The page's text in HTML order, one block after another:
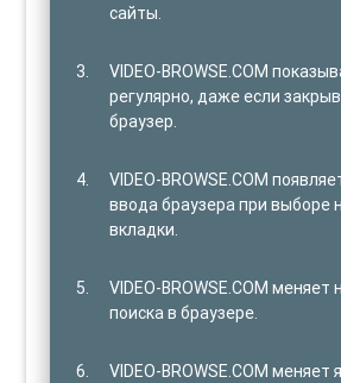
сайты.
VIDEO-BROWSE.COM
регулярно, даже если
браузер.
VIDEO-BROWSE.COM
ввода браузера при выборе
вкладки.
VIDEO-BROWSE.COM меняет
поиска в браузере.
VIDEO-BROWSE.COM меняет